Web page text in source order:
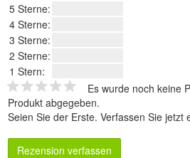
5 Sterne:
4 Sterne:
3 Sterne:
2 Sterne:
1 Stern:
Es wurde noch keine
Produkt abgegeben.
Seien Sie der Erste. Verfassen Sie jetzt
Rezension verfassen